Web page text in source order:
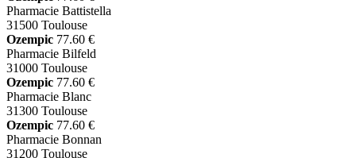
Pharmacie Battistella
31500 Toulouse
Ozempic 77.60 €
Pharmacie Bilfeld
31000 Toulouse
Ozempic 77.60 €
Pharmacie Blanc
31300 Toulouse
Ozempic 77.60 €
Pharmacie Bonnan
31200 Toulouse